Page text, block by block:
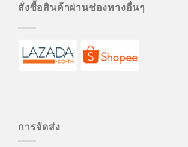
สั่งซื้อสินค้าผ่านช่องทางอื่นๆ
การจัดส่ง